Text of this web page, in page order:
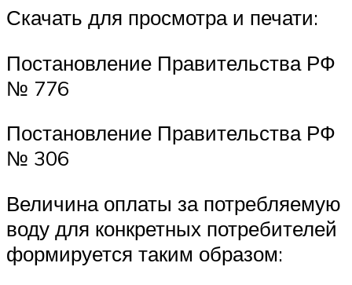
Скачать для просмотра и печати:
Постановление Правительства РФ
№ 776
Постановление Правительства РФ
№ 306
Величина оплаты за потребляемую
воду для конкретных потребителей
формируется таким образом: